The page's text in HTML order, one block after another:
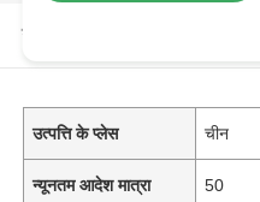
उत्पाद विवरण
उत्पत्ति के प्लेस चीन
न्यूनतम आदेश मात्रा 50